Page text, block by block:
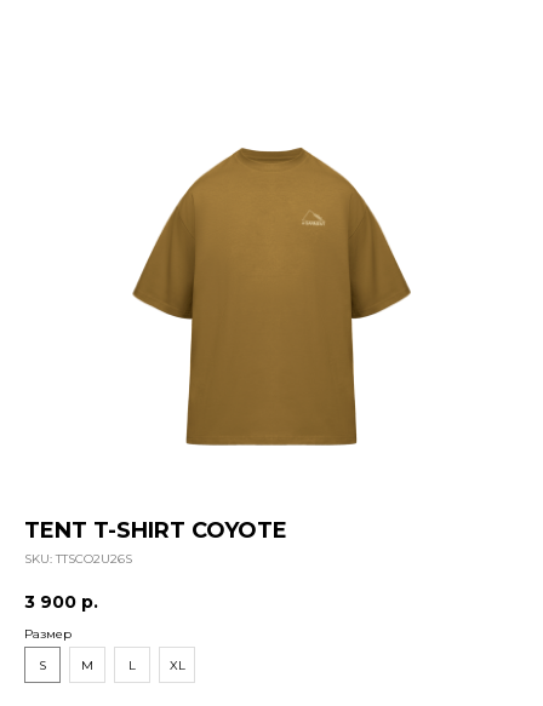
TENT T-SHIRT COYOTE
SKU:TTSCO2U26S
3 900 р.
Размер
S
M L XL